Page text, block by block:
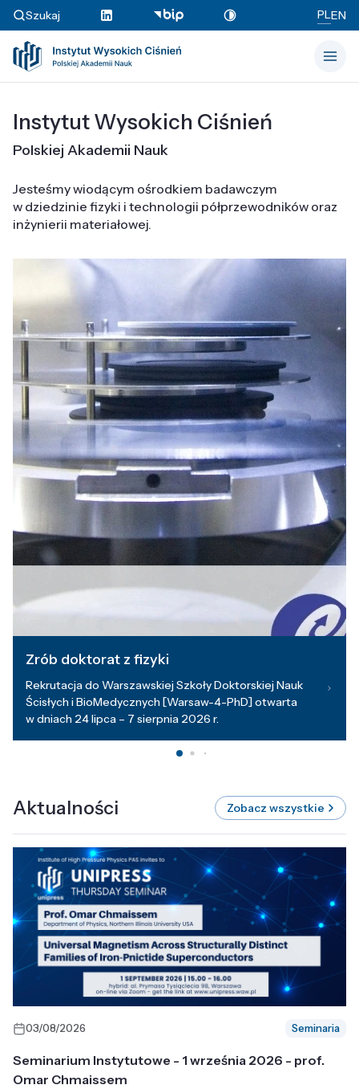
Szukaj PLEN
Instytut Wysokich Ciśnień
Polskiej Akademii Nauk
Jesteśmy wiodącym ośrodkiem badawczym
w dziedzinie fizyki i technologii półprzewodników oraz
inżynierii materiałowej.
Zrób doktorat z fizyki
Rekrutacja do Warszawskiej Szkoły Doktorskiej Nauk
Ścisłych i BioMedycznych [Warsaw-4-PhD] otwarta
w dniach 24 lipca – 7 sierpnia 2026 r.
Aktualności Zobacz wszystkie
03/08/2026 Seminaria
Seminarium Instytutowe - 1 września 2026 - prof.
Omar Chmaissem